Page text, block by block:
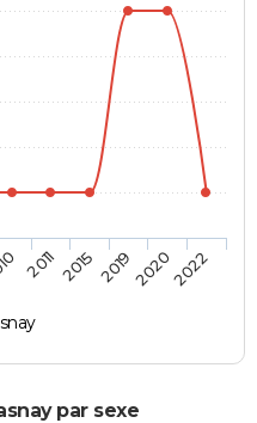
2011 2015 201920202022
par sexe